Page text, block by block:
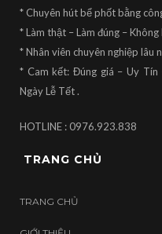
* Chuyên hút bể phốt bằng
* Làm thật – Làm đúng – Không
* Nhân viên chuyên nghiệp lâu
* Cam kết: Đúng giá – Uy
Ngày Lễ Tết .
HOTLINE : 0976.923.838
TRANG CHỦ
TRANG CHỦ